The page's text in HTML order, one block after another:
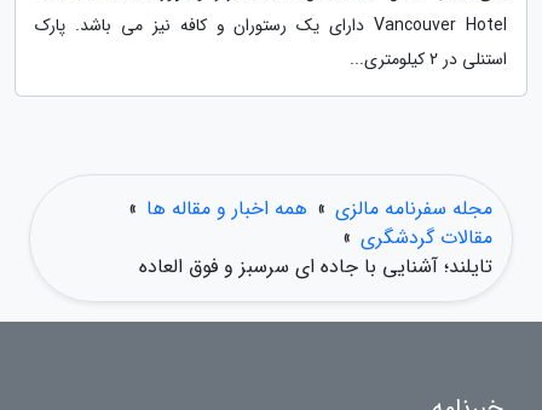
Vancouver Hotel دارای یک رستوران و کافه نیز می باشد. پارک
استنلی در 2 کیلومتری...
مجله سفرنامه مالزی » همه اخبار و مقاله ها »
مقالات گردشگری »
تایلند؛ آشنایی با جاده ای سرسبز و فوق العاده